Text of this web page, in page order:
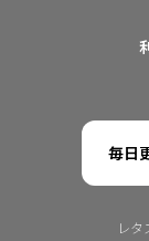
毎日
レタ